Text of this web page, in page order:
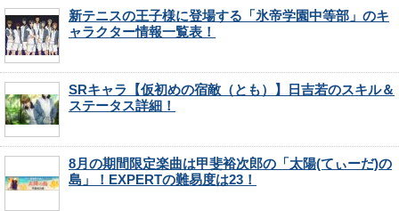
新テニスの王子様に登場する「氷帝学園中等部」のキ
ャラクター情報一覧表！
SRキャラ【仮初めの宿敵（とも）】日吉若のスキル＆
ステータス詳細！
8月の期間限定楽曲は甲斐裕次郎の「太陽(てぃーだ)の
島」！EXPERTの難易度は23！